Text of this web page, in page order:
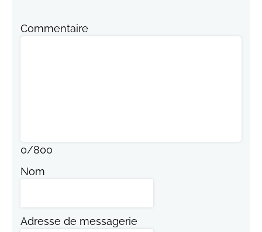
Commentaire
0/800
Nom
Adresse de messagerie